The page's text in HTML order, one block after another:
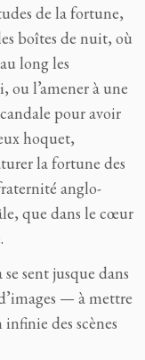
de la fortune,
boîtes de nuit, où
long les
ou l’amener à une
pour avoir
hoquet,
la fortune des
anglo-
que dans le cœur
sent jusque dans
— à mettre
des scènes